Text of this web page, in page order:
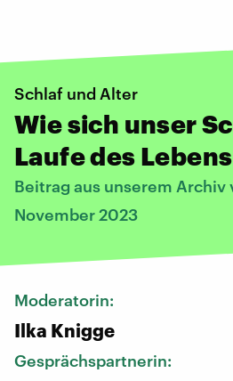
Schlaf und Alter
Wie sich unser
Laufe des
Beitrag aus unserem Archiv
November 2023
Moderatorin:
Ilka Knigge
Gesprächspartnerin: